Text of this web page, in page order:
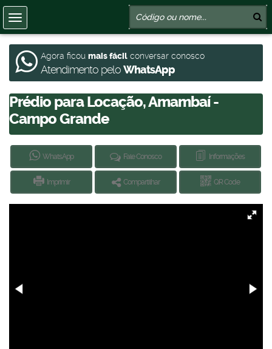
Agora ficou mais fácil conversar conosco
Atendimento peloWhatsApp
Prédio para Locação, Amambaí -
Campo Grande
WhatsApp Fale Conosco Informações
Imprimir Compartilhar QR Code